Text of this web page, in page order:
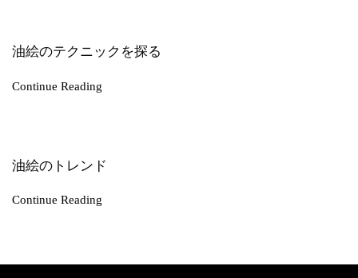
油絵のテクニックを探る
Continue Reading
油絵のトレンド
Continue Reading